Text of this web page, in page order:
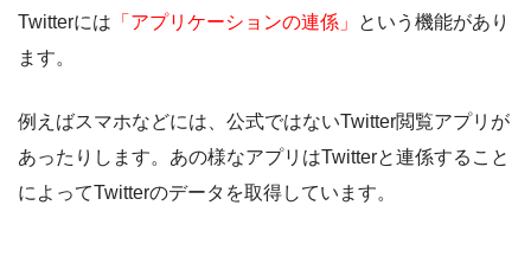
Twitterには 「アプリケーションの連係」
という機能があり
ます。
例えばスマホなどには、公式ではないTwitter閲覧アプリが
あったりします。あの様なアプリはTwitterと連係すること
によってTwitterのデータを取得しています。